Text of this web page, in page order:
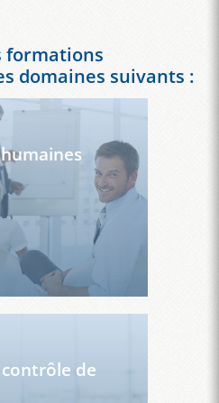
formations
domaines suivants :
de